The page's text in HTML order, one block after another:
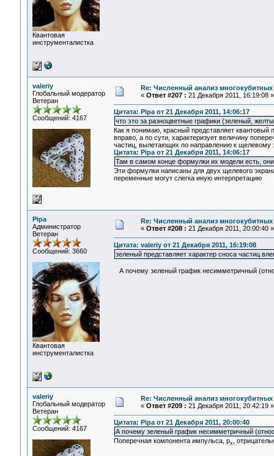
Квантовая
инструменталистка
valeriy
Глобальный модератор
Ветеран
Сообщений: 4167
Re: Численный анализ многокубитных
« Ответ #207 : 21 Декабря 2011, 16:19:08 »
Цитата: Pipa от 21 Декабря 2011, 14:06:17
что это за разноцветные графики (зеленый,
Как я понимаю, красный представляет квантовый
вправо, а по сути, характеризует величину
частиц, вылетающих по направлению к щелевому
Цитата: Pipa от 21 Декабря 2011, 14:06:17
Там в самом конце формулки их модели есть,
Эти формулки написаны для двух щелевого
переменные могут слегка иную интерпретацию
Pipa
Администратор
Ветеран
Сообщений: 3660
Квантовая
инструменталистка
Re: Численный анализ многокубитных
« Ответ #208 : 21 Декабря 2011, 20:00:40 »
Цитата: valeriy от 21 Декабря 2011, 16:19:08
зеленый представляет характер сноса частиц
А почему зеленый график несимметричный
valeriy
Глобальный модератор
Ветеран
Сообщений: 4167
Re: Численный анализ многокубитных
« Ответ #209 : 21 Декабря 2011, 20:42:19 »
Цитата: Pipa от 21 Декабря 2011, 20:00:40
А почему зеленый график несимметричный
Поперечная компонента импульса, px ,